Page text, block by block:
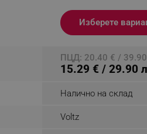
Изберете
ПЦД: 20.40 € /
15.29 € / 29.90
Налично на склад
Voltz
_nzm_id_92166-7699
_sgf_session_id
_sgf_test_mode